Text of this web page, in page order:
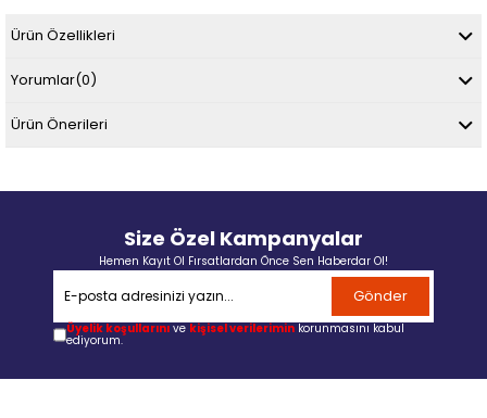
Ürün Özellikleri
Yorumlar(0)
Ürün Önerileri
Size Özel Kampanyalar
Hemen Kayıt Ol Fırsatlardan Önce Sen Haberdar Ol!
Gönder
Üyelik koşullarını ve kişisel verilerimin korunmasını kabul
ediyorum.